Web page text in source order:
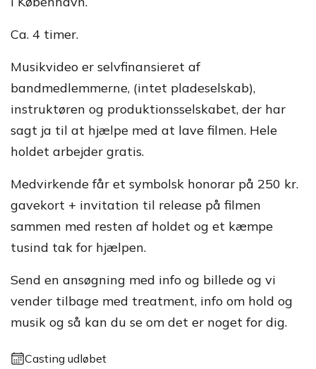
Ca. 4 timer.
Musikvideo er selvfinansieret af
bandmedlemmerne, (intet pladeselskab),
instruktøren og produktionsselskabet, der har
sagt ja til at hjælpe med at lave filmen. Hele
holdet arbejder gratis.
Medvirkende får et symbolsk honorar på 250 kr.
gavekort + invitation til release på filmen
sammen med resten af holdet og et kæmpe
tusind tak for hjælpen.
Send en ansøgning med info og billede og vi
vender tilbage med treatment, info om hold og
musik og så kan du se om det er noget for dig.
Casting udløbet